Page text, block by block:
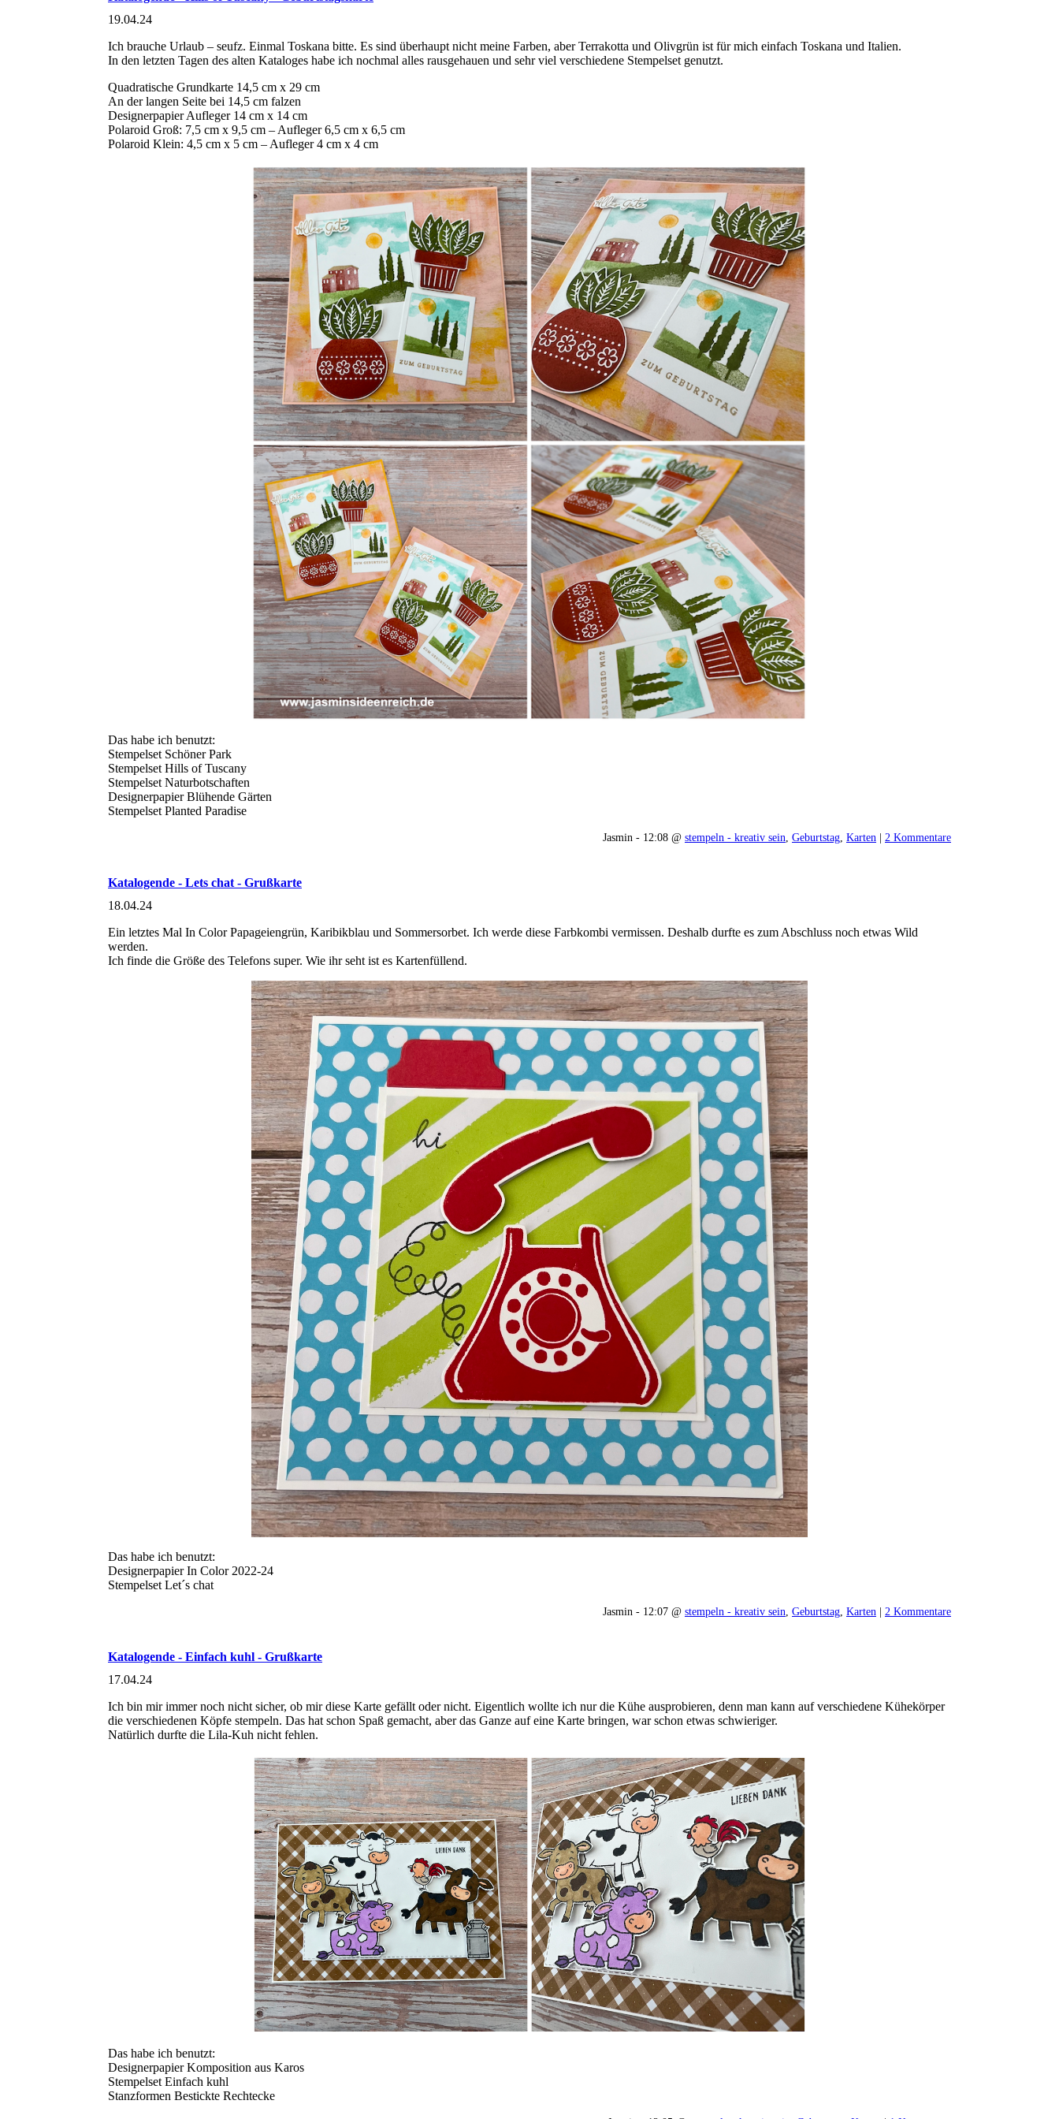
19.04.24
Ich brauche Urlaub – seufz. Einmal Toskana bitte. Es sind überhaupt nicht meine Farben, aber Terrakotta und Olivgrün ist für mich einfach Toskana und Italien.
In den letzten Tagen des alten Kataloges habe ich nochmal alles rausgehauen und sehr viel verschiedene Stempelset genutzt.
Quadratische Grundkarte 14,5 cm x 29 cm
An der langen Seite bei 14,5 cm falzen
Designerpapier Aufleger 14 cm x 14 cm
Polaroid Groß: 7,5 cm x 9,5 cm – Aufleger 6,5 cm x 6,5 cm
Polaroid Klein: 4,5 cm x 5 cm – Aufleger 4 cm x 4 cm
Das habe ich benutzt:
Stempelset Schöner Park
Stempelset Hills of Tuscany
Stempelset Naturbotschaften
Designerpapier Blühende Gärten
Stempelset Planted Paradise
Jasmin - 12:08 @ stempeln - kreativ sein Geburtstag Karten | 2 Kommentare
Katalogende - Lets chat - Grußkarte
18.04.24
Ein letztes Mal In Color Papageiengrün, Karibikblau und Sommersorbet. Ich werde diese Farbkombi vermissen. Deshalb durfte es zum Abschluss noch etwas Wild
werden.
Ich finde die Größe des Telefons super. Wie ihr seht ist es Kartenfüllend.
Das habe ich benutzt:
Designerpapier In Color 2022-24
Stempelset Let´s chat
Jasmin - 12:07 @ stempeln - kreativ sein Geburtstag Karten | 2 Kommentare
Katalogende - Einfach kuhl - Grußkarte
17.04.24
Ich bin mir immer noch nicht sicher, ob mir diese Karte gefällt oder nicht. Eigentlich wollte ich nur die Kühe ausprobieren, denn man kann auf verschiedene Kühekörper
die verschiedenen Köpfe stempeln. Das hat schon Spaß gemacht, aber das Ganze auf eine Karte bringen, war schon etwas schwieriger.
Natürlich durfte die Lila-Kuh nicht fehlen.
Das habe ich benutzt:
Designerpapier Komposition aus Karos
Stempelset Einfach kuhl
Stanzformen Bestickte Rechtecke